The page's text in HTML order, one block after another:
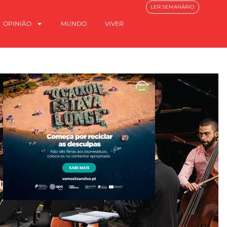
OPINIÃO MUNDO VIVER
LER SEMANÁRIO